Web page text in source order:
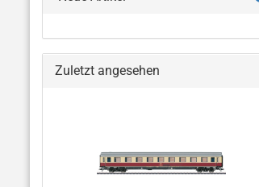
Zuletzt angesehen